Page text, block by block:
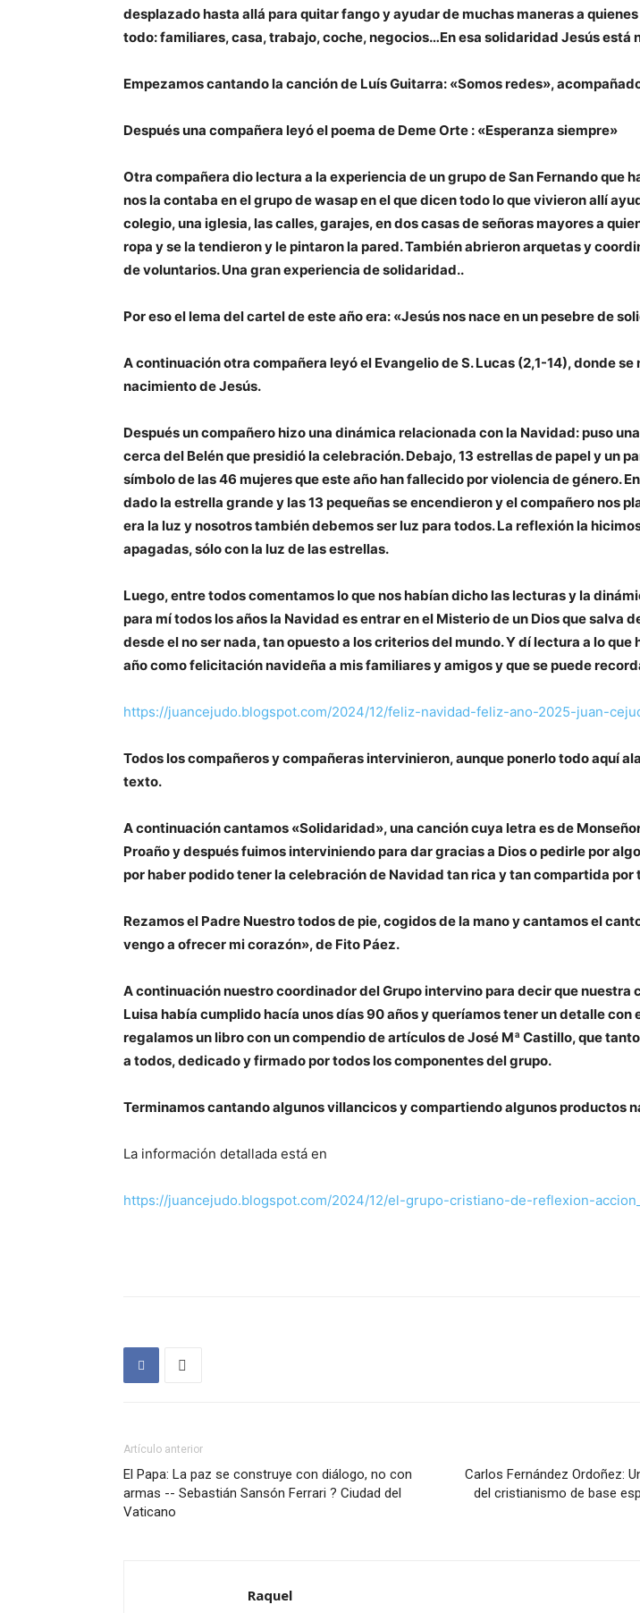
desplazado hasta allá para quitar fango y ayudar de muchas maneras a
todo: familiares, casa, trabajo, coche, negocios…En esa solidaridad Jesús está
Empezamos cantando la canción de Luís Guitarra: «Somos redes»,
Después una compañera leyó el poema de Deme Orte : «Esperanza siempre»
Otra compañera dio lectura a la experiencia de un grupo de San Fernando que
nos la contaba en el grupo de wasap en el que dicen todo lo que vivieron allí
colegio, una iglesia, las calles, garajes, en dos casas de señoras mayores a
ropa y se la tendieron y le pintaron la pared. También abrieron arquetas y
de voluntarios. Una gran experiencia de solidaridad..
Por eso el lema del cartel de este año era: «Jesús nos nace en un pesebre de
A continuación otra compañera leyó el Evangelio de S. Lucas (2,1-14), donde se
nacimiento de Jesús.
Después un compañero hizo una dinámica relacionada con la Navidad: puso
cerca del Belén que presidió la celebración. Debajo, 13 estrellas de papel y un
símbolo de las 46 mujeres que este año han fallecido por violencia de género.
dado la estrella grande y las 13 pequeñas se encendieron y el compañero nos
era la luz y nosotros también debemos ser luz para todos. La reflexión la
apagadas, sólo con la luz de las estrellas.
Luego, entre todos comentamos lo que nos habían dicho las lecturas y la
para mí todos los años la Navidad es entrar en el Misterio de un Dios que salva
desde el no ser nada, tan opuesto a los criterios del mundo. Y dí lectura a lo que
año como felicitación navideña a mis familiares y amigos y que se puede
https://juancejudo.blogspot.com/2024/12/feliz-navidad-feliz-ano-2025-juan-
Todos los compañeros y compañeras intervinieron, aunque ponerlo todo aquí
texto.
A continuación cantamos «Solidaridad», una canción cuya letra es de
Proaño y después fuimos interviniendo para dar gracias a Dios o pedirle por
por haber podido tener la celebración de Navidad tan rica y tan compartida por
Rezamos el Padre Nuestro todos de pie, cogidos de la mano y cantamos el
vengo a ofrecer mi corazón», de Fito Páez.
A continuación nuestro coordinador del Grupo intervino para decir que nuestra
Luisa había cumplido hacía unos días 90 años y queríamos tener un detalle con
regalamos un libro con un compendio de artículos de José Mª Castillo, que
a todos, dedicado y firmado por todos los componentes del grupo.
Terminamos cantando algunos villancicos y compartiendo algunos productos
La información detallada está en
https://juancejudo.blogspot.com/2024/12/el-grupo-cristiano-de-reflexion-
Artículo anterior
El Papa: La paz se construye con diálogo, no con
armas -- Sebastián Sansón Ferrari ? Ciudad del
Vaticano
Carlos Fernández Ordoñez:
del cristianismo de base
Raquel